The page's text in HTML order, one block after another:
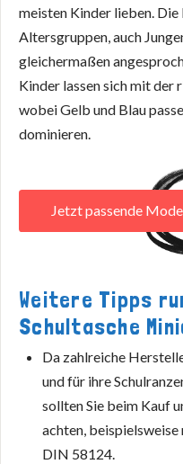
meisten Kinder lieben.
Altersgruppen, auch
gleichermaßen
Kinder lassen sich mit der
wobei Gelb und Blau
dominieren.
Jetzt passende
Weitere Tipps
Schultasche
Da zahlreiche
und für ihre
sollten Sie beim Kauf
achten,
DIN 58124.